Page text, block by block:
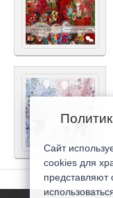
Сайт
cookies для
представляют